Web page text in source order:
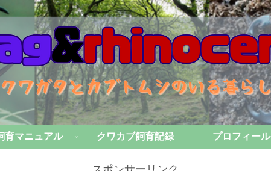
育マニュアル クワカブ飼育記録 プロフィール